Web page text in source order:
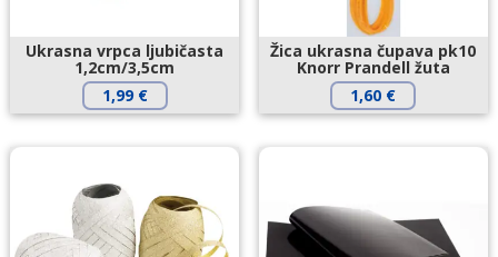
Ukrasna vrpca ljubičasta
1,2cm/3,5cm
1,99 €
Žica ukrasna čupava pk10
Knorr Prandell žuta
1,60 €